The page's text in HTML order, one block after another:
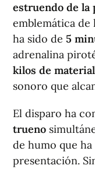
estruendo de la
emblemática
ha sido de 5
adrenalina
kilos de
sonoro que
El disparo ha
trueno
de humo que
presentación.